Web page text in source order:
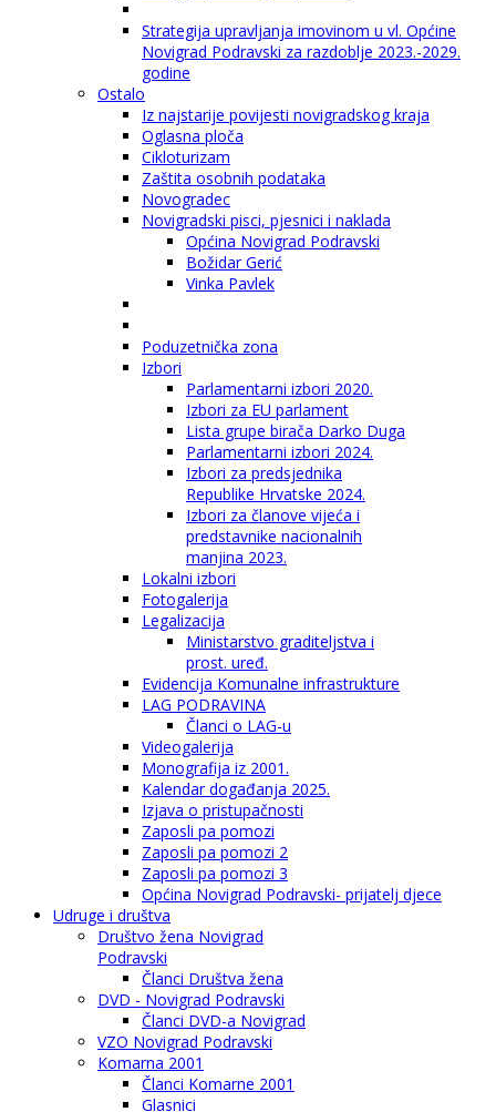
Strategija upravljanja imovinom u vl. Općine
Novigrad Podravski za razdoblje 2023.-2029.
godine
Ostalo
Iz najstarije povijesti novigradskog kraja
Oglasna ploča
Cikloturizam
Zaštita osobnih podataka
Novogradec
Novigradski pisci, pjesnici i naklada
Općina Novigrad Podravski
Božidar Gerić
Vinka Pavlek
Poduzetnička zona
Izbori
Parlamentarni izbori 2020.
Izbori za EU parlament
Lista grupe birača Darko Duga
Parlamentarni izbori 2024.
Izbori za predsjednika
Republike Hrvatske 2024.
Izbori za članove vijeća i
predstavnike nacionalnih
manjina 2023.
Lokalni izbori
Fotogalerija
Legalizacija
Ministarstvo graditeljstva i
prost. uređ.
Evidencija Komunalne infrastrukture
LAG PODRAVINA
Članci o LAG-u
Videogalerija
Monografija iz 2001.
Kalendar događanja 2025.
Izjava o pristupačnosti
Zaposli pa pomozi
Zaposli pa pomozi 2
Zaposli pa pomozi 3
Općina Novigrad Podravski- prijatelj djece
Udruge i društva
Društvo žena Novigrad
Podravski
Članci Društva žena
DVD - Novigrad Podravski
Članci DVD-a Novigrad
VZO Novigrad Podravski
Komarna 2001
Članci Komarne 2001
Glasnici